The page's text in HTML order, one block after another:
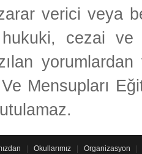
verici veya
cezai
Mensupları
Okullarımız Organizasyon